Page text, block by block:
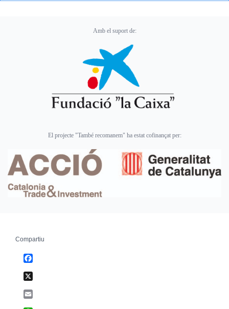
Amb el suport de:
El projecte "També recomanem" ha estat cofinançat per:
Compartiu